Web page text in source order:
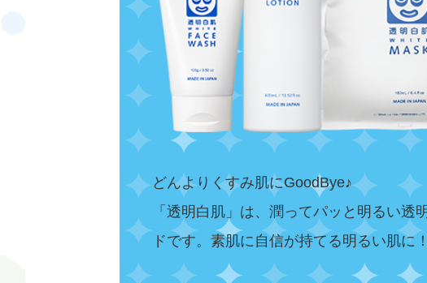
どんよりくすみ肌にGoodBye♪
「透明白肌」は、潤ってパッと明るい透
ドです。素肌に自信が持てる明るい肌に！
素肌にもサンゴにもやさしい！海に持って行きたい日焼